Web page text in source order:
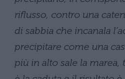
riflusso, contro una
di sabbia che incanala
precipitare come una
più in alto sale la